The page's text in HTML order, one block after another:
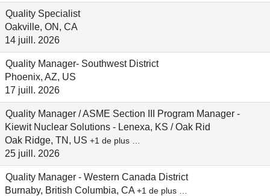
Quality Specialist
Oakville, ON, CA
14 juill. 2026
Quality Manager- Southwest District
Phoenix, AZ, US
17 juill. 2026
Quality Manager / ASME Section III Program Manager -
Kiewit Nuclear Solutions - Lenexa, KS / Oak Rid
Oak Ridge, TN, US +1 de plus …
25 juill. 2026
Quality Manager - Western Canada District
Burnaby, British Columbia, CA +1 de plus …